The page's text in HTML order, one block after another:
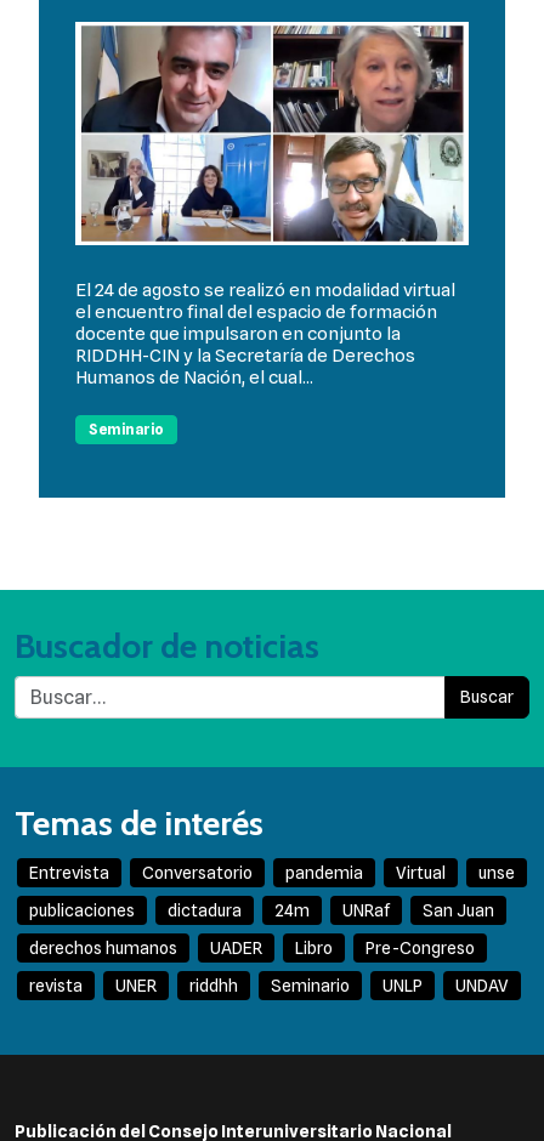
El 24 de agosto se realizó en modalidad virtual
el encuentro final del espacio de formación
docente que impulsaron en conjunto la
RIDDHH-CIN y la Secretaría de Derechos
Humanos de Nación, el cual...
Seminario
Buscador de noticias
Buscar
Temas de interés
Entrevista Conversatorio pandemia Virtual
unse
publicaciones
dictadura 24m UNRaf
San Juan
derechos humanos
UADER Libro
Pre-Congreso
revista
UNER riddhh Seminario UNLP UNDAV
Publicación del Consejo Interuniversitario Nacional